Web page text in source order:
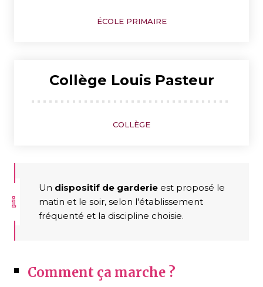
ÉCOLE PRIMAIRE
Collège Louis Pasteur
COLLÈGE
Un dispositif de garderie est proposé le
matin et le soir, selon l'établissement
fréquenté et la discipline choisie.
Comment ça marche ?